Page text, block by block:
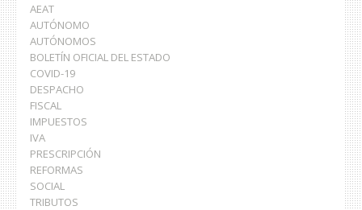
AEAT
AUTÓNOMO
AUTÓNOMOS
BOLETÍN OFICIAL DEL ESTADO
COVID-19
DESPACHO
FISCAL
IMPUESTOS
IVA
PRESCRIPCIÓN
REFORMAS
SOCIAL
TRIBUTOS